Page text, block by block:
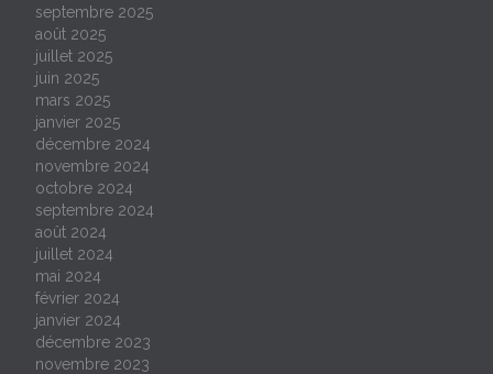
septembre 2025
août 2025
juillet 2025
juin 2025
mars 2025
janvier 2025
décembre 2024
novembre 2024
octobre 2024
septembre 2024
août 2024
juillet 2024
mai 2024
février 2024
janvier 2024
décembre 2023
novembre 2023